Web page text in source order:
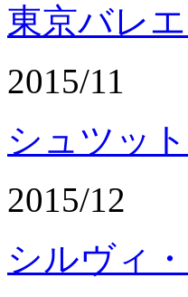
東京バレ
2015/11
シュツッ
2015/12
シルヴィ